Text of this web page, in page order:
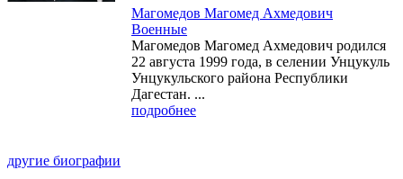
Магомедов Магомед Ахмедович
Военные
Магомедов Магомед Ахмедович родился
22 августа 1999 года, в селении Унцукуль
Унцукульского района Республики
Дагестан. ...
подробнее
другие биографии